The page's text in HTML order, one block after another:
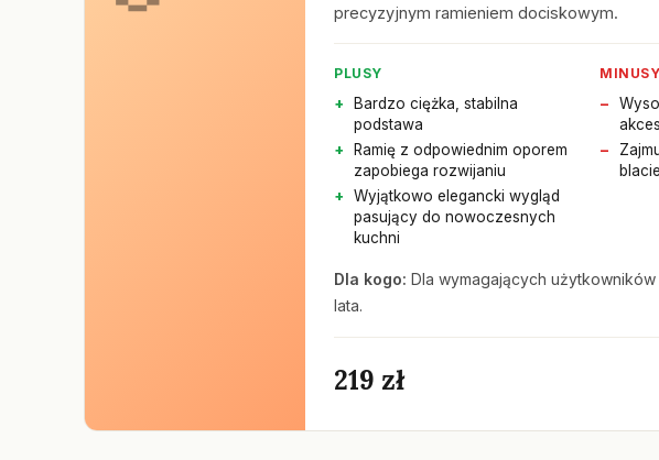
precyzyjnym ramieniem dociskowym.
PLUSY
Bardzo ciężka, stabilna
podstawa
Ramię z odpowiednim oporem
zapobiega rozwijaniu
Wyjątkowo elegancki wygląd
pasujący do nowoczesnych
kuchni
MINUSY
Dla kogo: Dla wymagających
lata.
219 zł